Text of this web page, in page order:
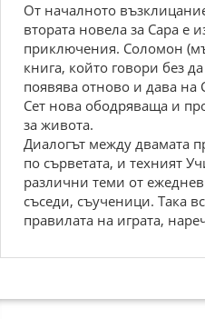
От началното
втората новела за Сара е
приключения. Соломон
книга, който говори без
появява отново и дава
Сет нова ободряваща и
за живота.
Диалогът между двамата
по сърветата, и техният
различни теми от
съседи, съученици. Така
правилата на играта,